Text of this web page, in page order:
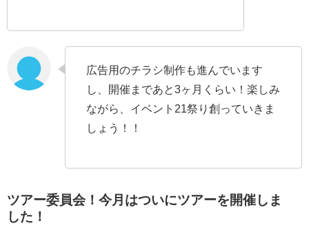
広告用のチラシ制作も進んでいます
し、開催まであと3ヶ月くらい！楽しみ
ながら、イベント21祭り創っていきま
しょう！！
ツアー委員会！今月はついにツアーを開催しま
した！